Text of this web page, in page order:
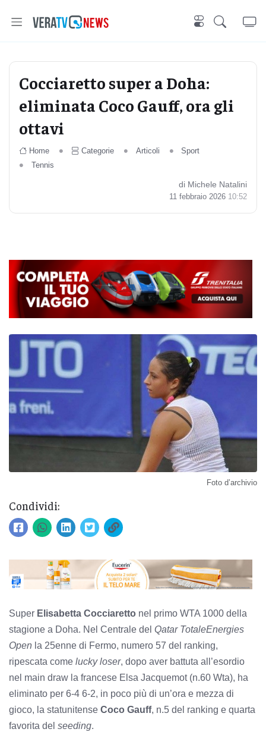
Cocciaretto super a Doha:
eliminata Coco Gauff, ora gli
ottavi
Home Categorie Articoli
Sport
Tennis
di Michele Natalini
11 febbraio 2026 10:52
Foto d’archivio
Condividi:
Super Elisabetta Cocciaretto nel primo WTA 1000 della
stagione a Doha. Nel Centrale del Qatar TotaleEnergies
Open la 25enne di Fermo, numero 57 del ranking,
ripescata come lucky loser, dopo aver battuta all’esordio
nel main draw la francese Elsa Jacquemot (n.60 Wta), ha
eliminato per 6-4 6-2, in poco più di un’ora e mezza di
gioco, la statunitense Coco Gauff, n.5 del ranking e quarta
favorita del seeding.